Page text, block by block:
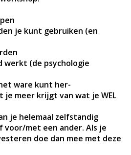
je kunt gebruiken (en
werkt (de psychologie
ware kunt her-
je meer krijgt van wat je WEL
je helemaal zelfstandig
voor/met een ander. Als je
doe dan mee met deze